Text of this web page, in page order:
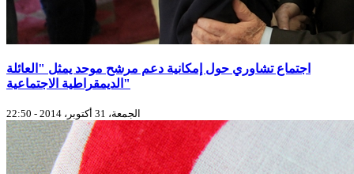
اجتماع تشاوري حول إمكانية دعم مرشح موحد يمثل "العائلة
الديمقراطية الاجتماعية"
الجمعة، 31 أكتوبر، 2014 - 22:50